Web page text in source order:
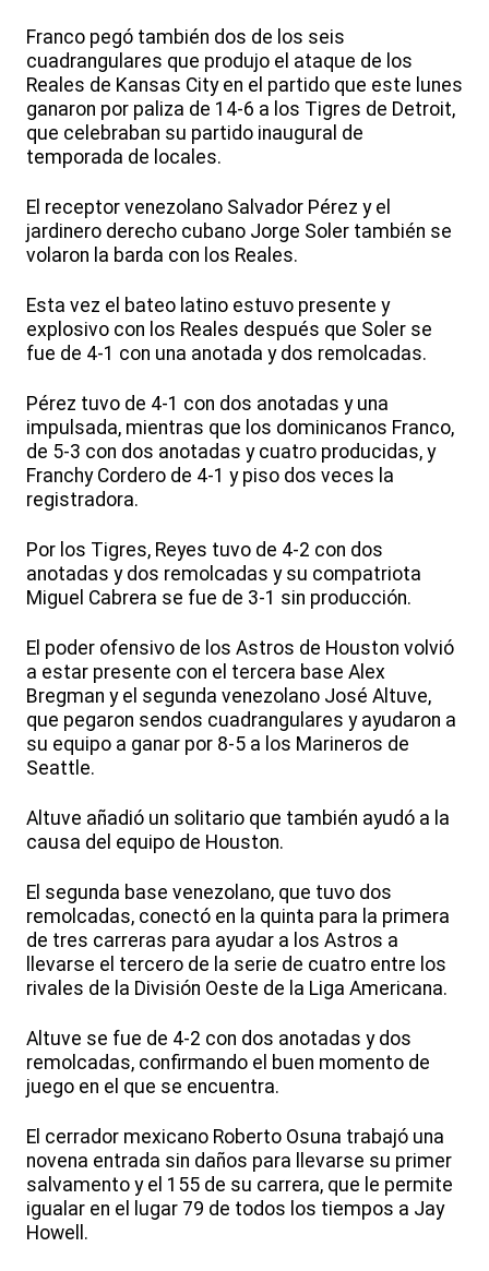
Franco pegó también dos de los seis
cuadrangulares que produjo el ataque de los
Reales de Kansas City en el partido que este lunes
ganaron por paliza de 14-6 a los Tigres de Detroit,
que celebraban su partido inaugural de
temporada de locales.
El receptor venezolano Salvador Pérez y el
jardinero derecho cubano Jorge Soler también se
volaron la barda con los Reales.
Esta vez el bateo latino estuvo presente y
explosivo con los Reales después que Soler se
fue de 4-1 con una anotada y dos remolcadas.
Pérez tuvo de 4-1 con dos anotadas y una
impulsada, mientras que los dominicanos Franco,
de 5-3 con dos anotadas y cuatro producidas, y
Franchy Cordero de 4-1 y piso dos veces la
registradora.
Por los Tigres, Reyes tuvo de 4-2 con dos
anotadas y dos remolcadas y su compatriota
Miguel Cabrera se fue de 3-1 sin producción.
El poder ofensivo de los Astros de Houston volvió
a estar presente con el tercera base Alex
Bregman y el segunda venezolano José Altuve,
que pegaron sendos cuadrangulares y ayudaron a
su equipo a ganar por 8-5 a los Marineros de
Seattle.
Altuve añadió un solitario que también ayudó a la
causa del equipo de Houston.
El segunda base venezolano, que tuvo dos
remolcadas, conectó en la quinta para la primera
de tres carreras para ayudar a los Astros a
llevarse el tercero de la serie de cuatro entre los
rivales de la División Oeste de la Liga Americana.
Altuve se fue de 4-2 con dos anotadas y dos
remolcadas, confirmando el buen momento de
juego en el que se encuentra.
El cerrador mexicano Roberto Osuna trabajó una
novena entrada sin daños para llevarse su primer
salvamento y el 155 de su carrera, que le permite
igualar en el lugar 79 de todos los tiempos a Jay
Howell.